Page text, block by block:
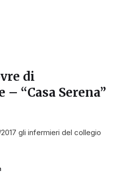
di
“Casa Serena”
gli infermieri del collegio